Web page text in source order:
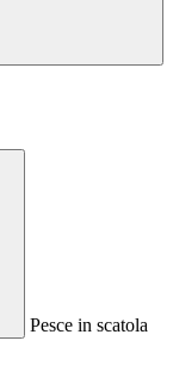
Pesce in scatola